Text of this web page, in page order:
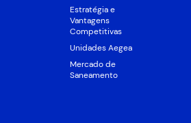
Estratégia e
Vantagens
Competitivas
Unidades Aegea
Mercado de
Saneamento